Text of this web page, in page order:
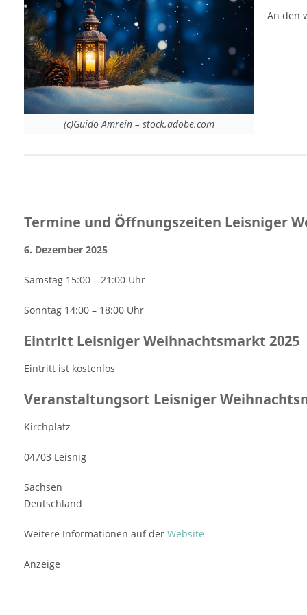
(c)Guido Amrein – stock.adobe.com
An den
Termine und Öffnungszeiten Leisniger
6. Dezember 2025
Samstag 15:00 – 21:00 Uhr
Sonntag 14:00 – 18:00 Uhr
Eintritt Leisniger Weihnachtsmarkt 2025
Eintritt ist kostenlos
Veranstaltungsort Leisniger
Kirchplatz
04703 Leisnig
Sachsen
Deutschland
Weitere Informationen auf der Website
Anzeige